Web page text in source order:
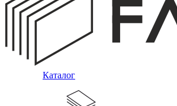
Каталог